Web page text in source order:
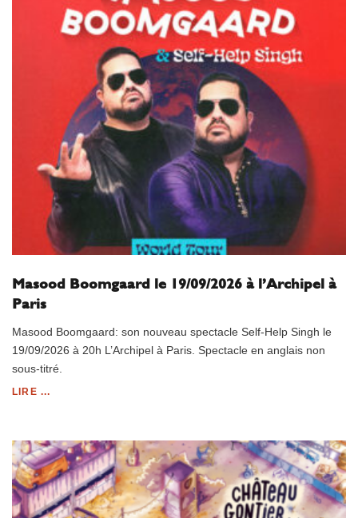
Masood Boomgaard le 19/09/2026 à l’Archipel à
Paris
Masood Boomgaard: son nouveau spectacle Self-Help Singh le
19/09/2026 à 20h L’Archipel à Paris. Spectacle en anglais non
sous-titré.
LIRE ...